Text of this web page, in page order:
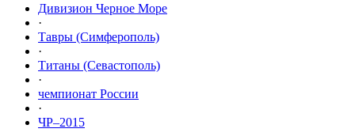
Дивизион Черное Море
·
Тавры (Симферополь)
·
Титаны (Севастополь)
·
чемпионат России
·
ЧР–2015